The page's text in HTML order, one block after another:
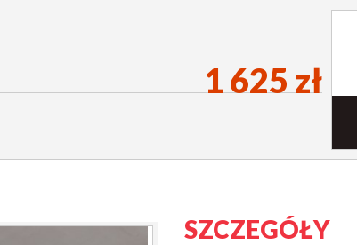
1 625 zł
SZCZEGÓŁY